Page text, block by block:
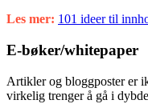
Les mer: 101 ideer til
E-bøker/whitepaper
Artikler og bloggposter er
virkelig trenger å gå i